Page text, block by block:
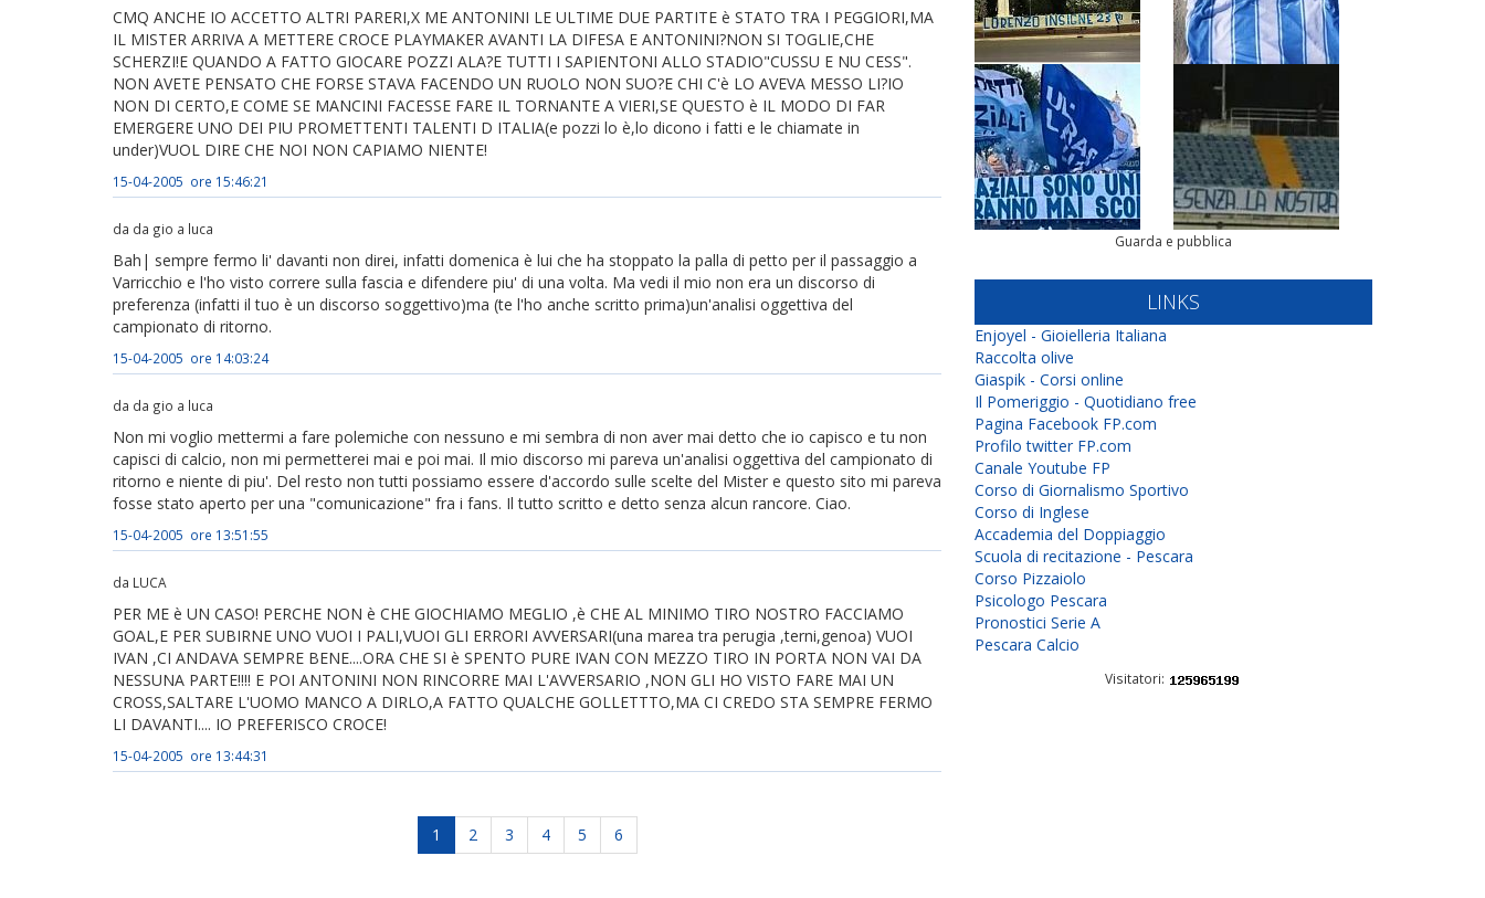
CMQ ANCHE IO ACCETTO ALTRI PARERI,X ME ANTONINI LE ULTIME DUE PARTITE è STATO TRA I PEGGIORI,MA
IL MISTER ARRIVA A METTERE CROCE PLAYMAKER AVANTI LA DIFESA E ANTONINI?NON SI TOGLIE,CHE
SCHERZI!E QUANDO A FATTO GIOCARE POZZI ALA?E TUTTI I SAPIENTONI ALLO STADIO"CUSSU E NU CESS".
NON AVETE PENSATO CHE FORSE STAVA FACENDO UN RUOLO NON SUO?E CHI C'è LO AVEVA MESSO LI?IO
NON DI CERTO,E COME SE MANCINI FACESSE FARE IL TORNANTE A VIERI,SE QUESTO è IL MODO DI FAR
EMERGERE UNO DEI PIU PROMETTENTI TALENTI D ITALIA(e pozzi lo è,lo dicono i fatti e le chiamate in
under)VUOL DIRE CHE NOI NON CAPIAMO NIENTE!
15-04-2005 ore 15:46:21
da da gio a luca
Bah| sempre fermo li' davanti non direi, infatti domenica è lui che ha stoppato la palla di petto per il passaggio a
Varricchio e l'ho visto correre sulla fascia e difendere piu' di una volta. Ma vedi il mio non era un discorso di
preferenza (infatti il tuo è un discorso soggettivo)ma (te l'ho anche scritto prima)un'analisi oggettiva del
campionato di ritorno.
15-04-2005 ore 14:03:24
da da gio a luca
Non mi voglio mettermi a fare polemiche con nessuno e mi sembra di non aver mai detto che io capisco e tu non
capisci di calcio, non mi permetterei mai e poi mai. Il mio discorso mi pareva un'analisi oggettiva del campionato di
ritorno e niente di piu'. Del resto non tutti possiamo essere d'accordo sulle scelte del Mister e questo sito mi pareva
fosse stato aperto per una "comunicazione" fra i fans. Il tutto scritto e detto senza alcun rancore. Ciao.
15-04-2005 ore 13:51:55
da LUCA
PER ME è UN CASO! PERCHE NON è CHE GIOCHIAMO MEGLIO ,è CHE AL MINIMO TIRO NOSTRO FACCIAMO
GOAL,E PER SUBIRNE UNO VUOI I PALI,VUOI GLI ERRORI AVVERSARI(una marea tra perugia ,terni,genoa) VUOI
IVAN ,CI ANDAVA SEMPRE BENE....ORA CHE SI è SPENTO PURE IVAN CON MEZZO TIRO IN PORTA NON VAI DA
NESSUNA PARTE!!!! E POI ANTONINI NON RINCORRE MAI L'AVVERSARIO ,NON GLI HO VISTO FARE MAI UN
CROSS,SALTARE L'UOMO MANCO A DIRLO,A FATTO QUALCHE GOLLETTTO,MA CI CREDO STA SEMPRE FERMO
LI DAVANTI.... IO PREFERISCO CROCE!
15-04-2005 ore 13:44:31
1 2 3 4 5 6
Guarda e pubblica
LINKS
Enjoyel - Gioielleria Italiana
Raccolta olive
Giaspik - Corsi online
Il Pomeriggio - Quotidiano free
Pagina Facebook FP.com
Profilo twitter FP.com
Canale Youtube FP
Corso di Giornalismo Sportivo
Corso di Inglese
Accademia del Doppiaggio
Scuola di recitazione - Pescara
Corso Pizzaiolo
Psicologo Pescara
Pronostici Serie A
Pescara Calcio
Visitatori: